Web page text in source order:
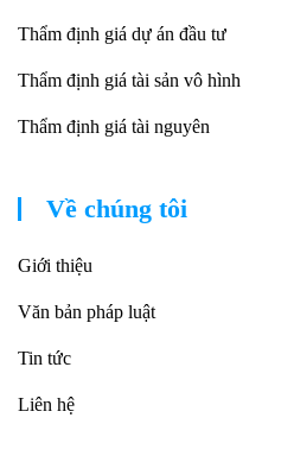
Thẩm định giá dự án đầu tư
Thẩm định giá tài sản vô hình
Thẩm định giá tài nguyên
Về chúng tôi
Giới thiệu
Văn bản pháp luật
Tin tức
Liên hệ